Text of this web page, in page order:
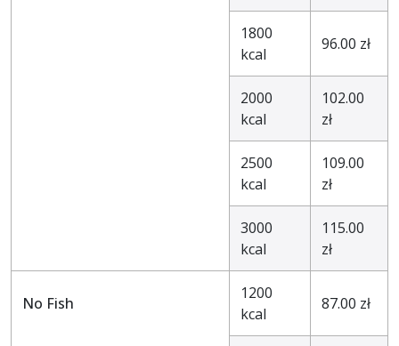
1800
kcal
96.00 zł
2000
kcal
102.00
zł
2500
kcal
109.00
zł
3000
kcal
115.00
zł
No Fish
1200
kcal
87.00 zł